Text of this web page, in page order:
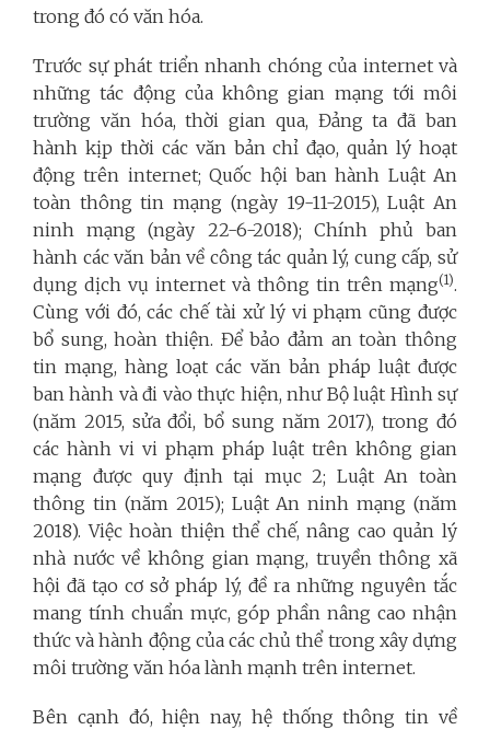
trong đó có văn hóa.
Trước sự phát triển nhanh chóng của internet và
những tác động của không gian mạng tới môi
trường văn hóa, thời gian qua, Đảng ta đã ban
hành kịp thời các văn bản chỉ đạo, quản lý hoạt
động trên internet; Quốc hội ban hành Luật An
toàn thông tin mạng (ngày 19-11-2015), Luật An
ninh mạng (ngày 22-6-2018); Chính phủ ban
hành các văn bản về công tác quản lý, cung cấp, sử
dụng dịch vụ internet và thông tin trên mạng(1).
Cùng với đó, các chế tài xử lý vi phạm cũng được
bổ sung, hoàn thiện. Để bảo đảm an toàn thông
tin mạng, hàng loạt các văn bản pháp luật được
ban hành và đi vào thực hiện, như Bộ luật Hình sự
(năm 2015, sửa đổi, bổ sung năm 2017), trong đó
các hành vi vi phạm pháp luật trên không gian
mạng được quy định tại mục 2; Luật An toàn
thông tin (năm 2015); Luật An ninh mạng (năm
2018). Việc hoàn thiện thể chế, nâng cao quản lý
nhà nước về không gian mạng, truyền thông xã
hội đã tạo cơ sở pháp lý, đề ra những nguyên tắc
mang tính chuẩn mực, góp phần nâng cao nhận
thức và hành động của các chủ thể trong xây dựng
môi trường văn hóa lành mạnh trên internet.
Bên cạnh đó, hiện nay, hệ thống thông tin về